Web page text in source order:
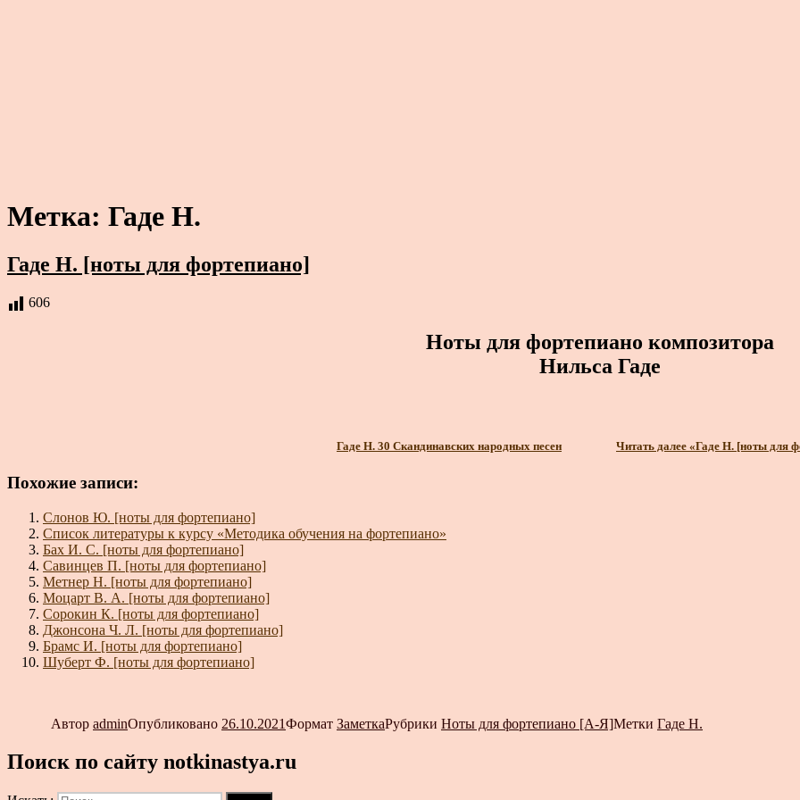
Метка: Гаде Н.
Гаде Н. [ноты для фортепиано]
606
Ноты для фортепиано композитора
Нильса Гаде
Гаде Н. 30 Скандинавских народных песен Читать далее «Гаде Н. [ноты для
Похожие записи:
Слонов Ю. [ноты для фортепиано]
Список литературы к курсу «Методика обучения на фортепиано»
Бах И. С. [ноты для фортепиано]
Савинцев П. [ноты для фортепиано]
Метнер Н. [ноты для фортепиано]
Моцарт В. А. [ноты для фортепиано]
Сорокин К. [ноты для фортепиано]
Джонсона Ч. Л. [ноты для фортепиано]
Брамс И. [ноты для фортепиано]
Шуберт Ф. [ноты для фортепиано]
Автор adminОпубликовано 26.10.2021Формат ЗаметкаРубрики Ноты для фортепиано [А-Я]Метки Гаде Н.
Поиск по сайту notkinastya.ru